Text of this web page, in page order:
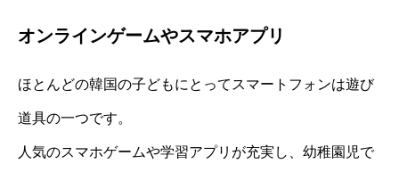
オンラインゲームやスマホアプリ
ほとんどの韓国の子どもにとってスマートフォンは遊び
道具の一つです。
人気のスマホゲームや学習アプリが充実し、幼稚園児で